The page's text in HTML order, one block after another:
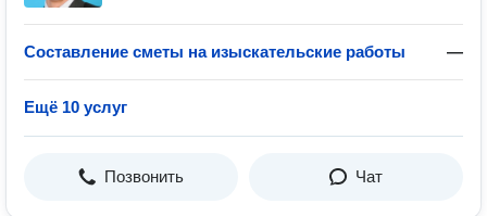
Составление сметы на изыскательские работы —
Ещё 10 услуг
Позвонить Чат